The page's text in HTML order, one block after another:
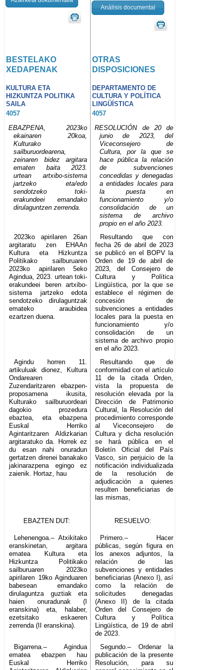
Análisis documental
BESTELAKO
XEDAPENAK
OTRAS
DISPOSICIONES
KULTURA ETA
HIZKUNTZA POLITIKA
SAILA
DEPARTAMENTO DE
CULTURA Y POLÍTICA
LINGÜÍSTICA
4057
4057
EBAZPENA, 2023ko
ekainaren 20koa,
Kulturako
sailburuordearena,
zeinaren bidez argitara
ematen baita 2023.
urtean artxibo-sistema
jartzeko eta/edo
sendotzeko toki-
erakundeei emandako
dirulaguntzen zerrenda.
RESOLUCIÓN de 20 de
junio de 2023, del
Viceconsejero de
Cultura, por la que se
hace pública la relación
de subvenciones
concedidas y denegadas
a entidades locales para
la puesta en
funcionamiento y/o
consolidación de un
sistema de archivo
propio en el año 2023.
2023ko apirilaren 26an
argitaratu zen EHAAn
Kultura eta Hizkuntza
Politikako sailburuaren
2023ko apirilaren 5eko
Agindua, 2023. urtean toki-
erakundeei beren artxibo-
sistema jartzeko edota
sendotzeko dirulaguntzak
emateko araubidea
ezartzen duena.
Resultando que con
fecha 26 de abril de 2023
se publicó en el BOPV la
Orden de 19 de abril de
2023, del Consejero de
Cultura y Política
Lingüística, por la que se
establece el régimen de
concesión de
subvenciones a entidades
locales para la puesta en
funcionamiento y/o
consolidación de un
sistema de archivo propio
en el año 2023.
Agindu horren 11.
artikuluak dionez, Kultura
Ondarearen
Zuzendaritzaren ebazpen-
proposamena ikusita,
Kulturako sailburuordeari
dagokio prozedura
ebaztea, eta ebazpena
Euskal Herriko
Agintaritzaren Aldizkarian
argitaratuko da. Horrek ez
du esan nahi onuradun
gertatzen direnei banakako
jakinarazpena egingo ez
zaienik. Hortaz, hau
Resultando que de
conformidad con el artículo
11 de la citada Orden,
vista la propuesta de
resolución elevada por la
Dirección de Patrimonio
Cultural, la Resolución del
procedimiento corresponde
al Viceconsejero de
Cultura y dicha resolución
se hará pública en el
Boletín Oficial del País
Vasco, sin perjuicio de la
notificación individualizada
de la resolución de
adjudicación a quienes
resulten beneficiarias de
las mismas,
EBAZTEN DUT: RESUELVO:
Lehenengoa.– Atxikitako
eranskinetan, argitara
ematea Kultura eta
Hizkuntza Politikako
sailburuaren 2023ko
apirilaren 19ko Aginduaren
babesean emandako
dirulaguntza guztiak eta
haien onuradunak (I
eranskina) eta, halaber,
ezetsitako eskaeren
zerrenda (II eranskina).
Primero.– Hacer
públicas, según figura en
los anexos adjuntos, la
relación de las
subvenciones y entidades
beneficiarias (Anexo I), así
como la relación de
solicitudes denegadas
(Anexo II) de la citada
Orden del Consejero de
Cultura y Política
Lingüística, de 19 de abril
de 2023.
Bigarrena.– Agindua
ematea ebazpen hau
Euskal Herriko
Segundo.– Ordenar la
publicación de la presente
Resolución, para su